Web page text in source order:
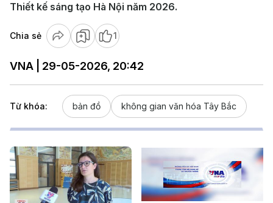
Thiết kế sáng tạo Hà Nội năm 2026.
Chia sẻ 1
VNA | 29-05-2026, 20:42
Từ khóa: bản đồ không gian văn hóa Tây Bắc